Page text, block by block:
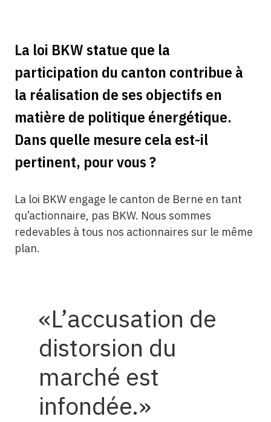
La loi BKW statue que la
participation du canton contribue à
la réalisation de ses objectifs en
matière de politique énergétique.
Dans quelle mesure cela est-il
pertinent, pour vous ?
La loi BKW engage le canton de Berne en tant
qu’actionnaire, pas BKW. Nous sommes
redevables à tous nos actionnaires sur le même
plan.
L’accusation de
distorsion du
marché est
infondée.